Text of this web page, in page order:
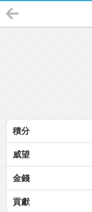
積分
威望
金錢
貢獻